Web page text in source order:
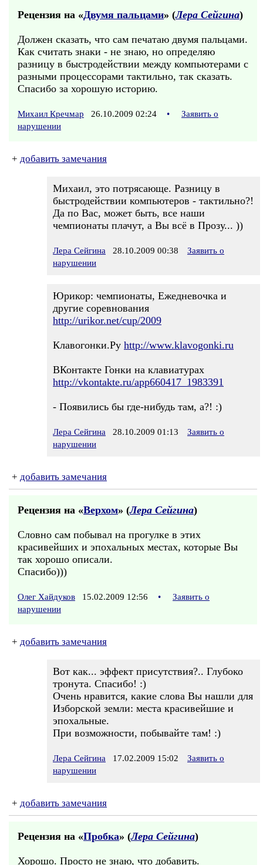
Рецензия на «Двумя пальцами» (Лера Сейгина)
Должен сказать, что сам печатаю двумя пальцами.
Как считать знаки - не знаю, но определяю
разницу в быстродействии между компьютерами с
разными процессорами тактильно, так сказать.
Спасибо за хорошую историю.
Михаил Кречмар 26.10.2009 02:24 •
Заявить о
нарушении
+ добавить замечания
Михаил, это потрясающе. Разницу в
быстродействии компьютеров - тактильно?!
Да по Вас, может быть, все наши
чемпионаты плачут, а Вы всё в Прозу... ))
Лера Сейгина 28.10.2009 00:38
Заявить о
нарушении
Юрикор: чемпионаты, Ежедневочка и
другие соревнования
http://urikor.net/cup/2009
Клавогонки.Ру http://www.klavogonki.ru
ВКонтакте Гонки на клавиатурах
http://vkontakte.ru/app660417_1983391
- Появились бы где-нибудь там, а?! :)
Лера Сейгина 28.10.2009 01:13
Заявить о
нарушении
+ добавить замечания
Рецензия на «Верхом» (Лера Сейгина)
Словно сам побывал на прогулке в этих
красивейших и эпохальных местах, которые Вы
так хорошо описали.
Спасибо)))
Олег Хайдуков 15.02.2009 12:56 •
Заявить о
нарушении
+ добавить замечания
Вот как... эффект присутствия?.. Глубоко
тронута. Спасибо! :)
Очень нравится, какие слова Вы нашли для
Изборской земли: места красивейшие и
эпохальные.
При возможности, побывайте там! :)
Лера Сейгина 17.02.2009 15:02
Заявить о
нарушении
+ добавить замечания
Рецензия на «Пробка» (Лера Сейгина)
Хорошо. Просто не знаю, что добавить.